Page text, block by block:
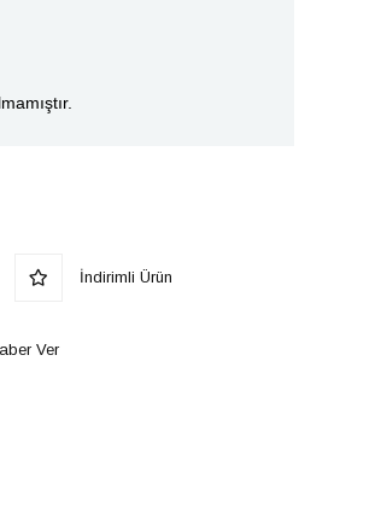
İndirimli Ürün
Ver